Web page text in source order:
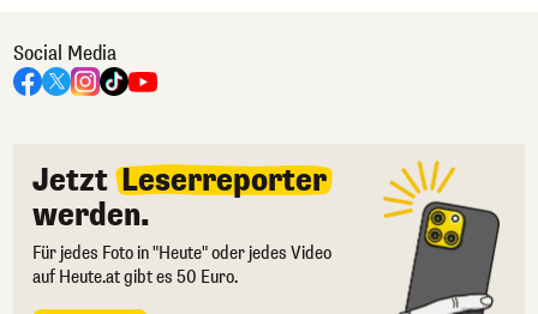
Social Media
Jetzt Leserreporter
werden.
Für jedes Foto in "Heute" oder jedes Video
auf Heute.at gibt es 50 Euro.